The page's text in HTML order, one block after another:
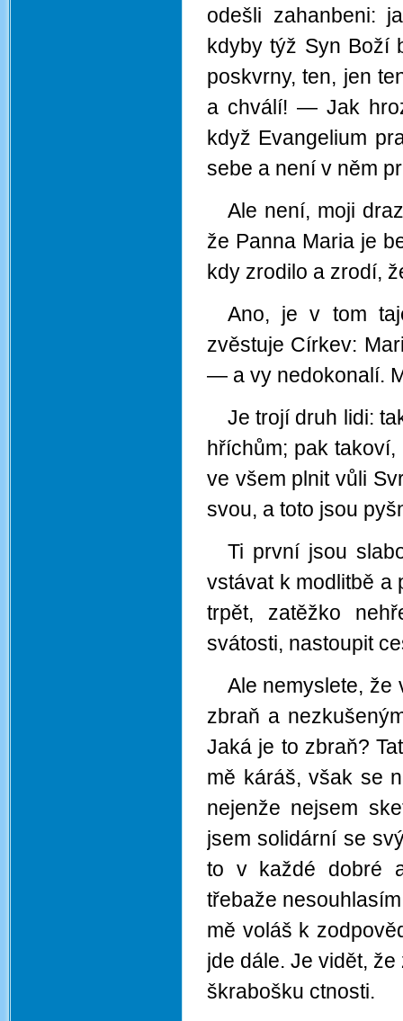
odešli zahanbeni:
kdyby týž Syn Boží
poskvrny, ten, jen
a chválí! — Jak
když Evangelium
sebe a není v něm
Ale není, moji
že Panna Maria je
kdy zrodilo a zrodí,
Ano, je v tom
zvěstuje Církev:
— a vy nedokonalí.
Je trojí druh lidi:
hříchům; pak
ve všem plnit vůli
svou, a toto jsou
Ti první jsou
vstávat k modlitbě a
trpět, zatěžko
svátosti, nastoupit
Ale nemyslete, že
zbraň a
Jaká je to zbraň?
mě káráš, však se
nejenže nejsem
jsem solidární se
to v každé dobré
třebaže
mě voláš k
jde dále. Je vidět,
škrabošku ctnosti.